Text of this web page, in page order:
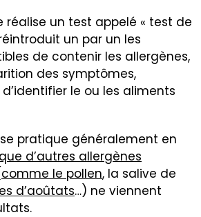
réalise un test appelé « test de
un par un les
de contenir les allergènes,
des symptômes,
le ou les aliments
pratique généralement en
d’autres allergènes
le pollen, la salive de
d’aoûtats…) ne viennent
.